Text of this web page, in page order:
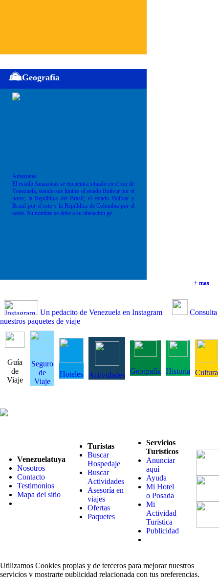
+ mas
+ mas
+ mas
Geografia
Amazonas
El estado Amazonas se encuentra situado en el sur de
Venezuela, siendo sus límites el estado Bolívar por el
norte; la República del Brasil; el estado Bolívar y
Brasil por el este y la República de Colombia por el
oeste. Su nombre se debe a su ubicación ge
+ mas
Un pedacito de Venezuela en Instagram
Consulta
nuestros paquetes de viaje
Guía
de
Viaje
Seguro
de
Viaje
Hoteles Actividades Geografía Historia Cultura
Venezuelatuya
Nosotros
Contacto
Testimonios
Mapa del sitio
Turistas
Buscar
Hospedaje
Buscar
Actividades
Asesoría en
viajes
Ofertas
Paquetes
Servicios
Turísticos
Anunciar
aquí
Ayuda
Mi Hotel
o Posada
Mi
Actividad
Turística
Publicidad
Utilizamos Cookies propias y de terceros para mejorar nuestros
servicios y mostrarte publicidad relacionada con tus preferencias.